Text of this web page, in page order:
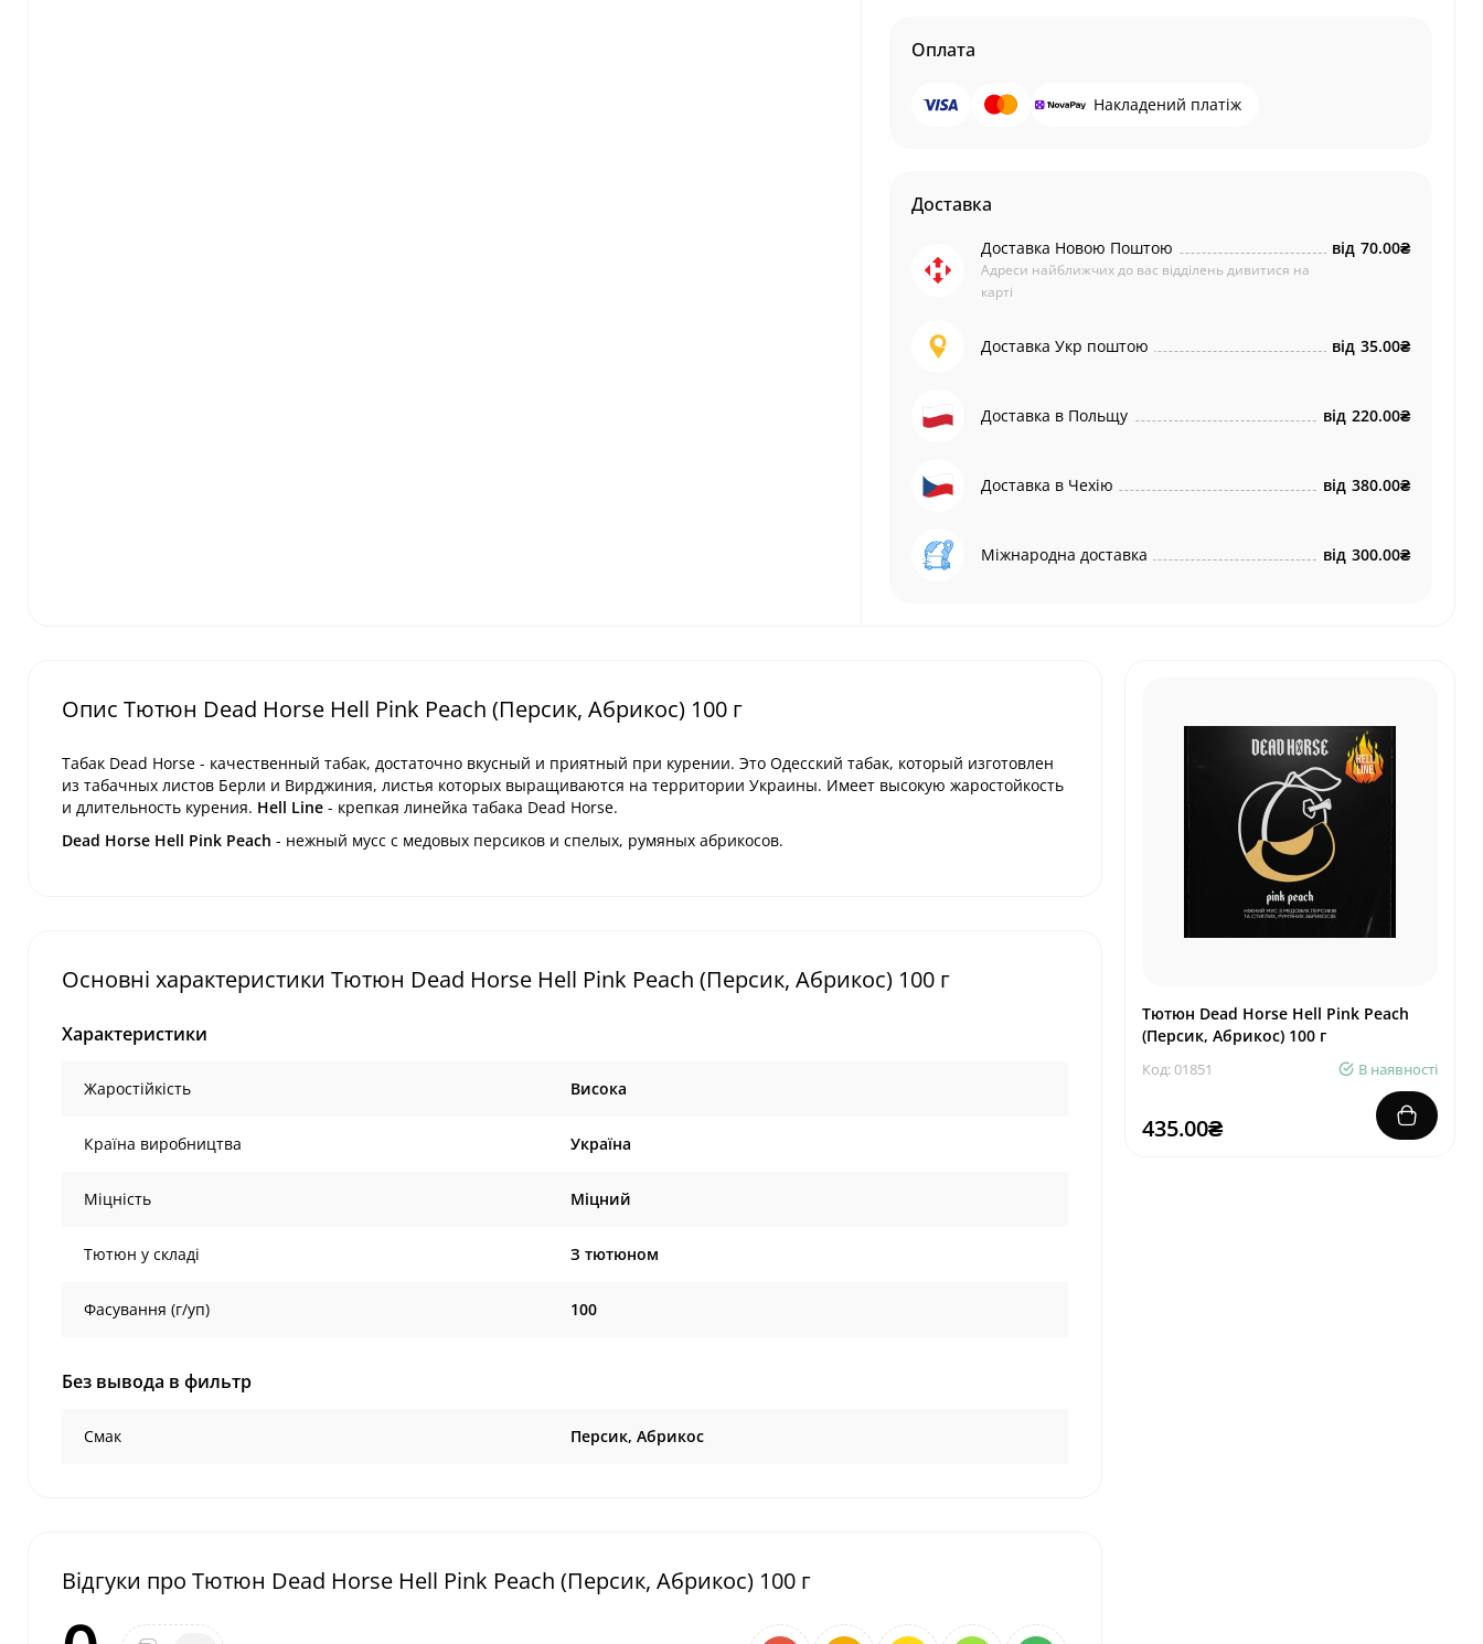
Оплата
Накладений платіж
Доставка
Доставка Новою Поштою
Адреси найближчих до вас відділень дивитися на
карті
від 70.00₴
Доставка Укр поштою від 35.00₴
Доставка в Польщу від 220.00₴
Доставка в Чехію від 380.00₴
Міжнародна доставка від 300.00₴
Опис Тютюн Dead Horse Hell Pink Peach (Персик, Абрикос) 100 г
Табак Dead Horse - качественный табак, достаточно вкусный и приятный при курении. Это Одесский табак, который изготовлен
из табачных листов Берли и Вирджиния, листья которых выращиваются на территории Украины. Имеет высокую жаростойкость
и длительность курения. Hell Line - крепкая линейка табака Dead Horse.
Dead Horse Hell Pink Peach - нежный мусс с медовых персиков и спелых, румяных абрикосов.
Основні характеристики Тютюн Dead Horse Hell Pink Peach (Персик, Абрикос) 100 г
Характеристики
Жаростійкість Висока
Країна виробництва Україна
Міцність Міцний
Тютюн у складі З тютюном
Фасування (г/уп) 100
Без вывода в фильтр
Смак Персик, Абрикос
Відгуки про Тютюн Dead Horse Hell Pink Peach (Персик, Абрикос) 100 г
Тютюн Dead Horse Hell Pink Peach
(Персик, Абрикос) 100 г
Код: 01851 В наявності
435.00₴